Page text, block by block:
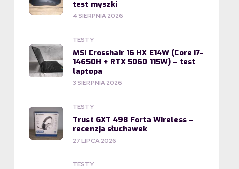
test myszki
4 SIERPNIA 2026
TESTY
MSI Crosshair 16 HX E14W (Core i7-
14650H + RTX 5060 115W) – test
laptopa
3 SIERPNIA 2026
TESTY
Trust GXT 498 Forta Wireless –
recenzja słuchawek
27 LIPCA 2026
TESTY